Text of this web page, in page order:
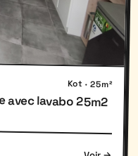
Kot · 25m²
avec lavabo 25m2